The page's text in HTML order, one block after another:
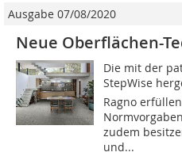
Ausgabe 07/08/2020
Neue Oberflächen-
Die mit der
StepWise
Ragno
zudem
und...